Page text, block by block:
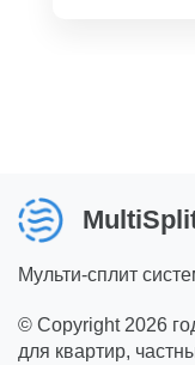
Мульти-сплит
© Copyright 2026
для квартир,